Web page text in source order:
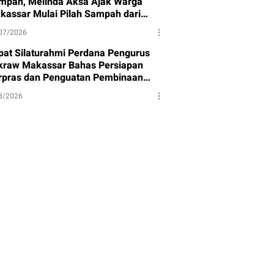
Mulai Pilah Sampah dari
2026
Silaturahmi Perdana Pengurus
Makassar Bahas Persiapan
dan Penguatan Pembinaan
2026